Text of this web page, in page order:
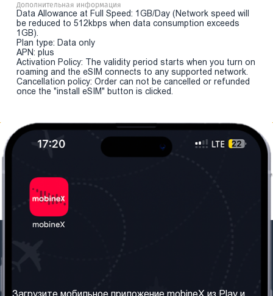
Дополнительная информация
Data Allowance at Full Speed: 1GB/Day (Network speed will
be reduced to 512kbps when data consumption exceeds
1GB).
Plan type: Data only
APN: plus
Activation Policy: The validity period starts when you turn on
roaming and the eSIM connects to any supported network.
Cancellation policy: Order can not be cancelled or refunded
once the "install eSIM" button is clicked.